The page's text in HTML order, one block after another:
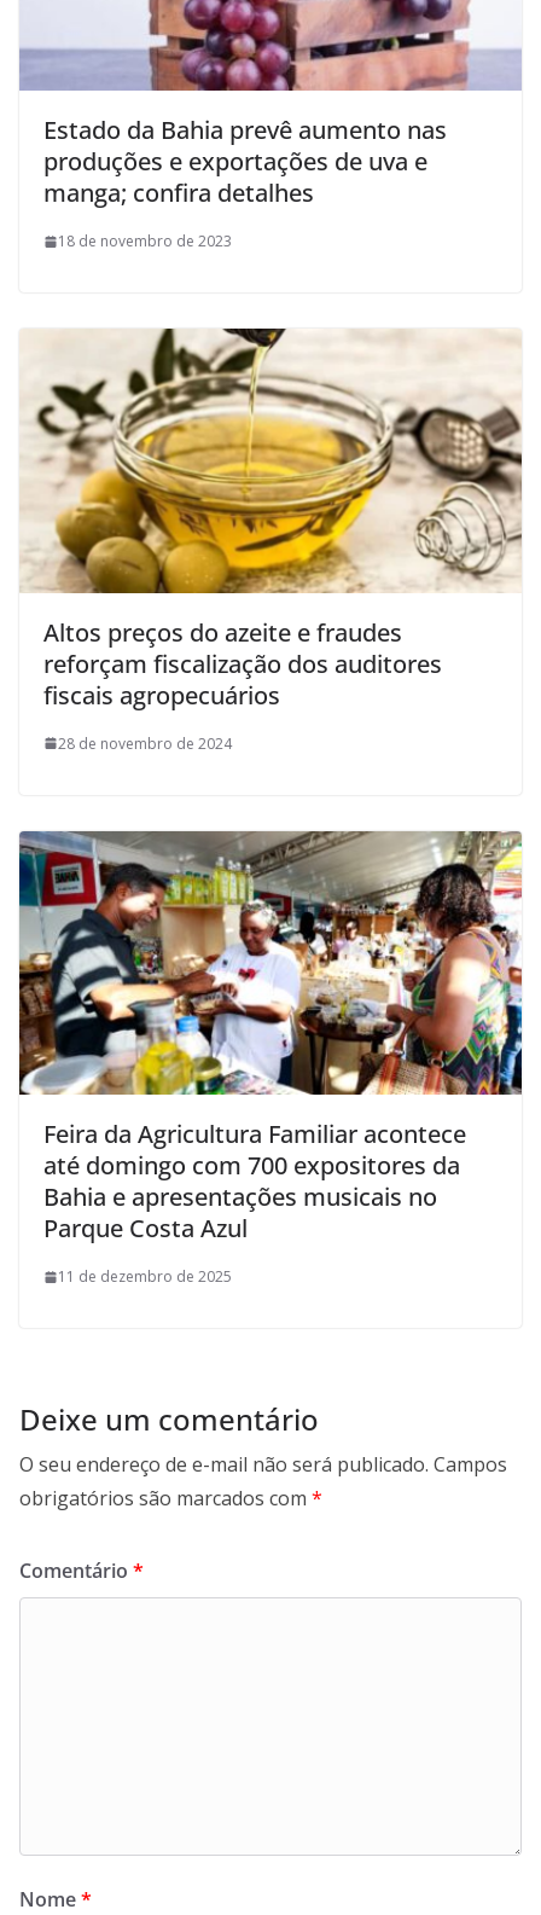
Estado da Bahia prevê aumento nas
produções e exportações de uva e
manga; confira detalhes
18 de novembro de 2023
Altos preços do azeite e fraudes
reforçam fiscalização dos auditores
fiscais agropecuários
28 de novembro de 2024
Feira da Agricultura Familiar acontece
até domingo com 700 expositores da
Bahia e apresentações musicais no
Parque Costa Azul
11 de dezembro de 2025
Deixe um comentário
O seu endereço de e-mail não será publicado. Campos
obrigatórios são marcados com *
Comentário *
Nome*